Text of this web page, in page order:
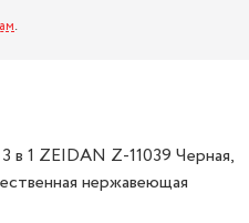
.
в 1 ZEIDAN Z-11039 Черная,
нержавеющая